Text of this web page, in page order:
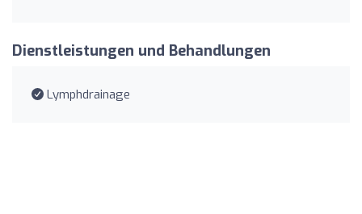
Dienstleistungen und Behandlungen
Lymphdrainage